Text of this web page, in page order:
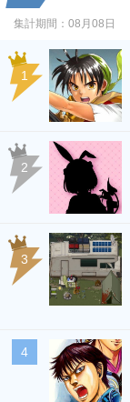
集計期間： 08月08日
1
2
3
4